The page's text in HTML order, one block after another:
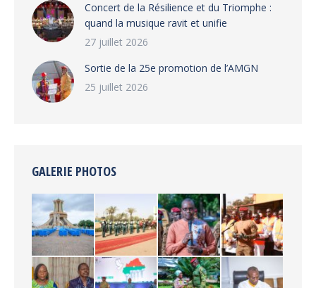
‎​Concert de la Résilience et du Triomphe :
quand la musique ravit et unifie
27 juillet 2026
‎Sortie de la 25e promotion de l’AMGN
25 juillet 2026
GALERIE PHOTOS